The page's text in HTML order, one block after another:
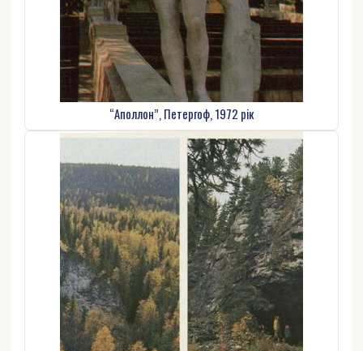
“Аполлон”, Петергоф, 1972 рік